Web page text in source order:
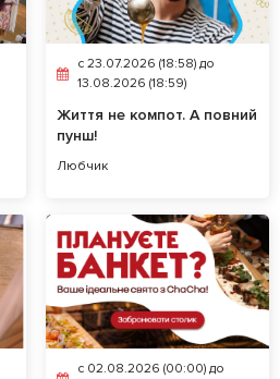
c 23.07.2026 (18:58) до
13.08.2026 (18:59)
Життя не компот. А повний
пунш!
Любчик
c 02.08.2026 (00:00) до